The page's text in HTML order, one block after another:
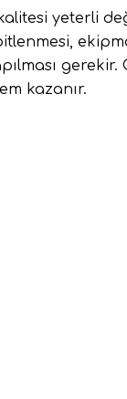
yeterli
kazanır.